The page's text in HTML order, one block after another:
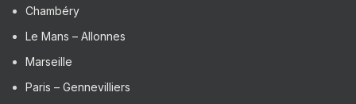
Chambéry
Le Mans – Allonnes
Marseille
Paris – Gennevilliers